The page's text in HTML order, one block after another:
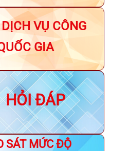
VỤ CÔNG
GIA
HỎI ĐÁP
SÁT MỨC ĐỘ